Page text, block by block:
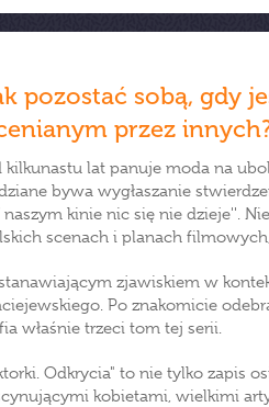
pozostać sobą, gdy
przez
kilkunastu lat panuje moda na
bywa wygłaszanie
naszym kinie nic się nie dzieje''.
scenach i planach
zjawiskiem w
Po znakomicie
właśnie trzeci tom tej serii.
Odkrycia" to nie tylko zapis
kobietami, wielkimi